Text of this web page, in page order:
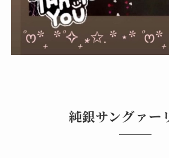
純銀サングァー